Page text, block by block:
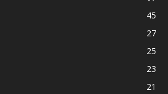
45
27
25
23
21